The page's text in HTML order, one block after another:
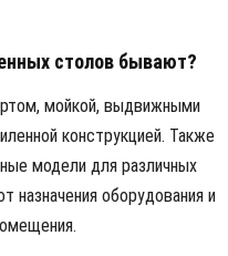
столов бывают?
мойкой, выдвижными
конструкцией. Также
модели для различных
назначения оборудования и